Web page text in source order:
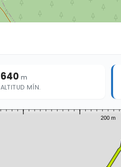
640 m
ALTITUD MÍN.